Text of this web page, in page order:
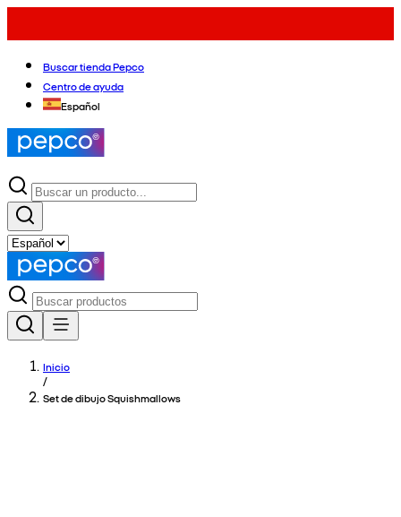
Buscar tienda Pepco
Centro de ayuda
Español
Inicio
/
Set de dibujo Squishmallows